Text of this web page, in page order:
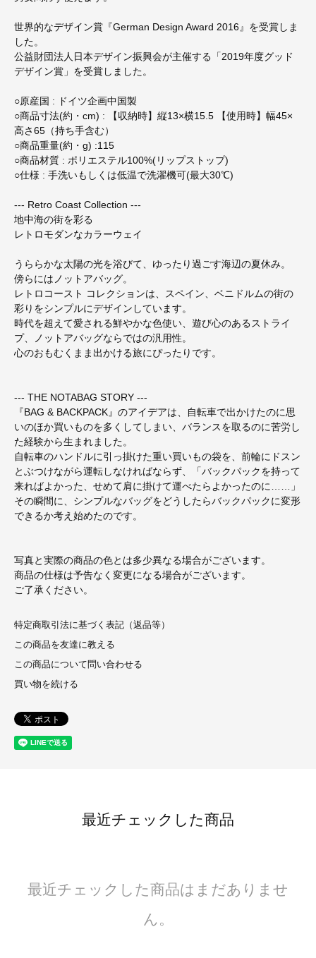
世界的なデザイン賞『German Design Award 2016』を受賞しま
した。
公益財団法人日本デザイン振興会が主催する「2019年度グッド
デザイン賞」を受賞しました。
○原産国 : ドイツ企画中国製
○商品寸法(約・cm) : 【収納時】縦13×横15.5 【使用時】幅45×
高さ65（持ち手含む）
○商品重量(約・g) :115
○商品材質 : ポリエステル100%(リップストップ)
○仕様 : 手洗いもしくは低温で洗濯機可(最大30℃)
--- Retro Coast Collection ---
地中海の街を彩る
レトロモダンなカラーウェイ
うららかな太陽の光を浴びて、ゆったり過ごす海辺の夏休み。
傍らにはノットアバッグ。
レトロコースト コレクションは、スペイン、ベニドルムの街の
彩りをシンプルにデザインしています。
時代を超えて愛される鮮やかな色使い、遊び心のあるストライ
プ、ノットアバッグならではの汎用性。
心のおもむくまま出かける旅にぴったりです。
--- THE NOTABAG STORY ---
『BAG & BACKPACK』のアイデアは、自転車で出かけたのに思
いのほか買いものを多くしてしまい、バランスを取るのに苦労し
た経験から生まれました。
自転車のハンドルに引っ掛けた重い買いもの袋を、前輪にドスン
とぶつけながら運転しなければならず、「バックパックを持って
来ればよかった、せめて肩に掛けて運べたらよかったのに……」
その瞬間に、シンプルなバッグをどうしたらバックパックに変形
できるか考え始めたのです。
写真と実際の商品の色とは多少異なる場合がございます。
商品の仕様は予告なく変更になる場合がございます。
ご了承ください。
特定商取引法に基づく表記（返品等）
この商品を友達に教える
この商品について問い合わせる
買い物を続ける
最近チェックした商品
最近チェックした商品はまだありませ
ん。